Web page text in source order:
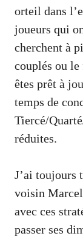
orteil dans
joueurs qui
cherchent à
couplés ou
êtes prêt à
temps de
Tiercé/
réduites.
J’ai toujours
voisin
avec ces
passer ses